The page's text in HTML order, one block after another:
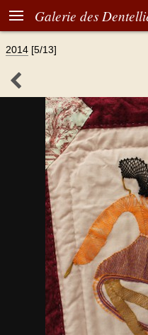
 Galerie des
2014 [5/13]
